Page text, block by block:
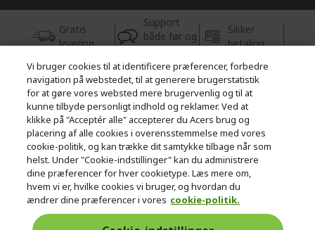
Gratis
levering
Support
både før og
efter købet
Sikker
betaling
© 2026 Acer Inc.
CPYou BV er autoriseret forhandler og sælger af de produkter og
tjenester, der tilbydes i denne butik.
Danmark
Vi bruger cookies til at identificere præferencer, forbedre
navigation på webstedet, til at generere brugerstatistik
for at gøre vores websted mere brugervenlig og til at
kunne tilbyde personligt indhold og reklamer. Ved at
klikke på "Acceptér alle" accepterer du Acers brug og
placering af alle cookies i overensstemmelse med vores
cookie-politik, og kan trække dit samtykke tilbage når som
helst. Under "Cookie-indstillinger" kan du administrere
dine præferencer for hver cookietype. Læs mere om,
hvem vi er, hvilke cookies vi bruger, og hvordan du
ændrer dine præferencer i vores cookie-politik.